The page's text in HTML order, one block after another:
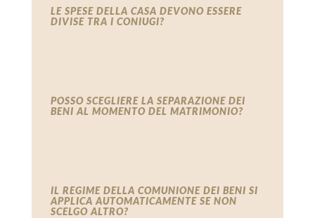
LE SPESE DELLA CASA DEVONO ESSERE
DIVISE TRA I CONIUGI?
POSSO SCEGLIERE LA SEPARAZIONE DEI
BENI AL MOMENTO DEL MATRIMONIO?
IL REGIME DELLA COMUNIONE DEI BENI SI
APPLICA AUTOMATICAMENTE SE NON
SCELGO ALTRO?